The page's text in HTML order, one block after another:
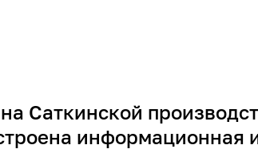
Саткинской
информационная